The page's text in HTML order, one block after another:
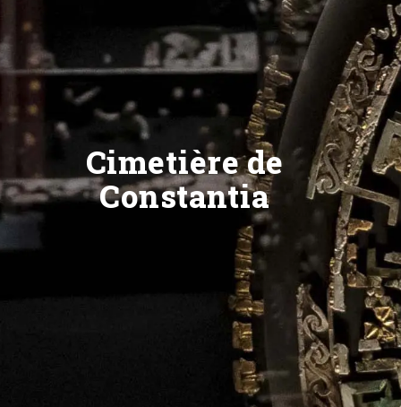
Cimetière de
Constantia